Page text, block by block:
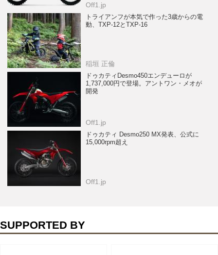
Off1.jp
トライアンフが本気で作った3歳からの電
動、TXP-12とTXP-16
稲垣 正倫
ドゥカティDesmo450エンデューロが
1,737,000円で登場。アントワン・メオが
開発
Off1.jp
ドゥカティ Desmo250 MX発表、公式に
15,000rpm超え
Off1.jp
SUPPORTED BY